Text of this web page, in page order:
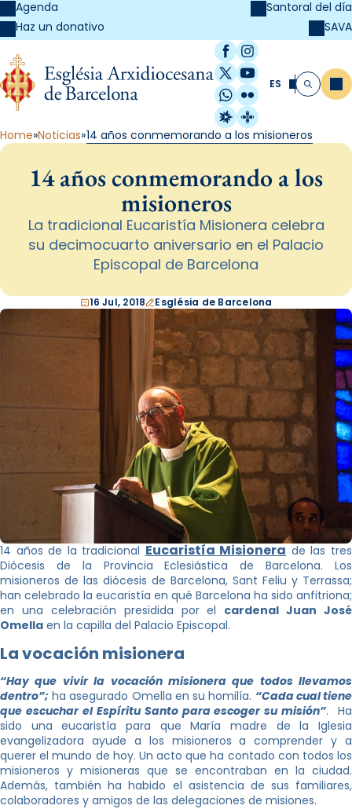
Agenda
Haz un donativo
Santoral del día
SAVA
Facebook
Instagram
X / Twitter
YouTube
WhatsApp
Flickr
Radio Estel
Catalunya
ES Buscar
Home Noticias 14 años conmemorando a los misioneros
14 años conmemorando a los
misioneros
La tradicional Eucaristía Misionera celebra
su decimocuarto aniversario en el Palacio
Episcopal de Barcelona
16 Jul, 2018 Església de Barcelona
14 años de la tradicional Eucaristía Misionera de las tres
Diócesis de la Provincia Eclesiástica de Barcelona. Los
misioneros de las diócesis de Barcelona, Sant Feliu y Terrassa;
han celebrado la eucaristía en qué Barcelona ha sido anfitriona;
en una celebración presidida por el cardenal Juan José
Omella en la capilla del Palacio Episcopal.
La vocación misionera
“Hay que vivir la vocación misionera que todos llevamos
dentro”; ha asegurado Omella en su homilía. “Cada cual tiene
que escuchar el Espíritu Santo para escoger su misión”. Ha
sido una eucaristía para que María madre de la Iglesia
evangelizadora ayude a los misioneros a comprender y a
querer el mundo de hoy. Un acto que ha contado con todos los
misioneros y misioneras que se encontraban en la ciudad.
Además, también ha habido el asistencia de sus familiares,
colaboradores y amigos de las delegaciones de misiones.